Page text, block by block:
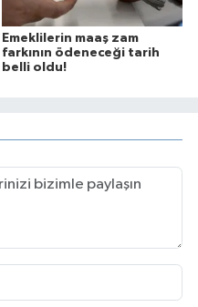
Emeklilerin maaş zam
farkının ödeneceği tarih
belli oldu!